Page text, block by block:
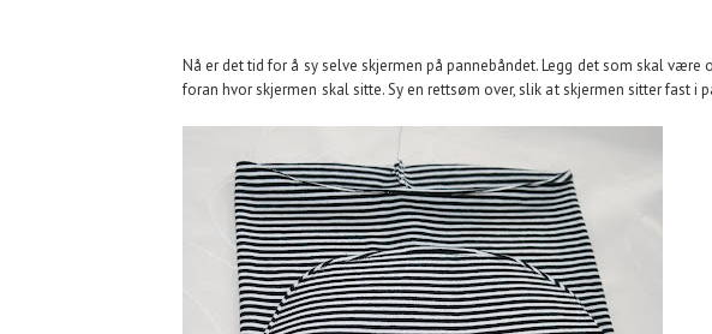
Nå er det tid for å sy selve skjermen på pannebåndet. Legg det som skal
foran hvor skjermen skal sitte. Sy en rettsøm over, slik at skjermen sitter fast i